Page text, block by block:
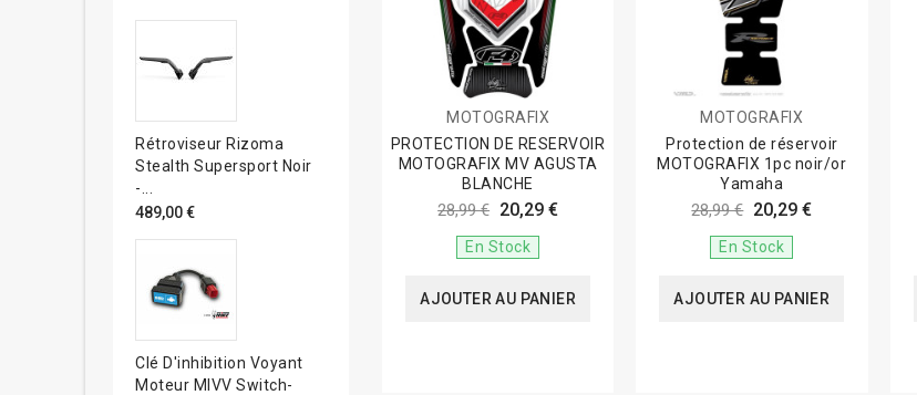
Rétroviseur Rizoma
Stealth Supersport Noir
-...
489,00 €
Clé D'inhibition Voyant
Moteur MIVV Switch-
MOTOGRAFIX
PROTECTION DE RESERVOIR
MOTOGRAFIX MV AGUSTA
BLANCHE
28,99 € 20,29 €
En Stock
AJOUTER AU PANIER
MOTOGRAFIX
Protection de réservoir
MOTOGRAFIX 1pc noir/or
Yamaha
28,99 € 20,29 €
En Stock
AJOUTER AU PANIER